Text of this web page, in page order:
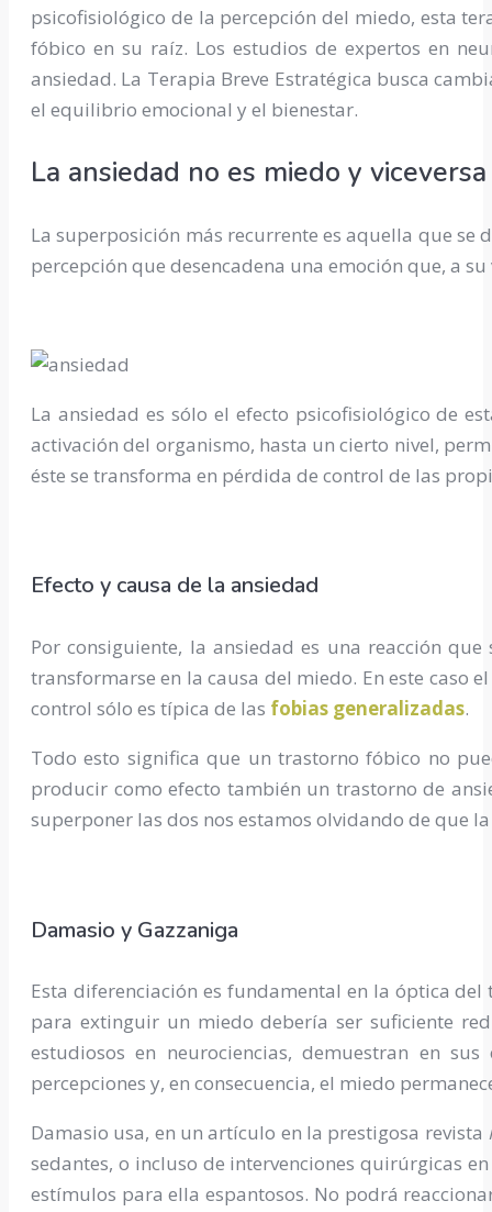
psicofisiológico de la percepción del miedo, esta
fóbico en su raíz. Los estudios de expertos en
ansiedad. La Terapia Breve Estratégica busca
el equilibrio emocional y el bienestar.
La ansiedad no es miedo y viceversa
La superposición más recurrente es aquella que se
percepción que desencadena una emoción que, a
La ansiedad es sólo el efecto psicofisiológico de
activación del organismo, hasta un cierto nivel,
éste se transforma en pérdida de control de las
Efecto y causa de la ansiedad
Por consiguiente, la ansiedad es una reacción
transformarse en la causa del miedo. En este caso
control sólo es típica de las fobias generalizadas.
Todo esto significa que un trastorno fóbico no
producir como efecto también un trastorno de
superponer las dos nos estamos olvidando de que
Damasio y Gazzaniga
Esta diferenciación es fundamental en la óptica
para extinguir un miedo debería ser suficiente
estudiosos en neurociencias, demuestran en
percepciones y, en consecuencia, el miedo
Damasio usa, en un artículo en la prestigosa revista
sedantes, o incluso de intervenciones quirúrgicas
estímulos para ella espantosos. No podrá